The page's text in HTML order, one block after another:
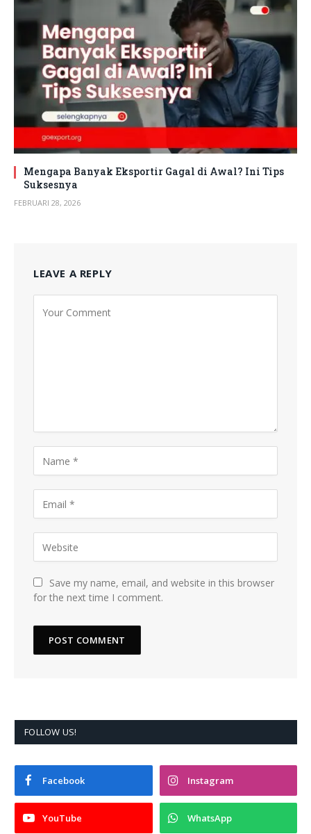
Mengapa Banyak Eksportir Gagal di Awal? Ini Tips
Suksesnya
FEBRUARI 28, 2026
LEAVE A REPLY
Save my name, email, and website in this browser
for the next time I comment.
FOLLOW US!
Facebook Instagram
YouTube WhatsApp